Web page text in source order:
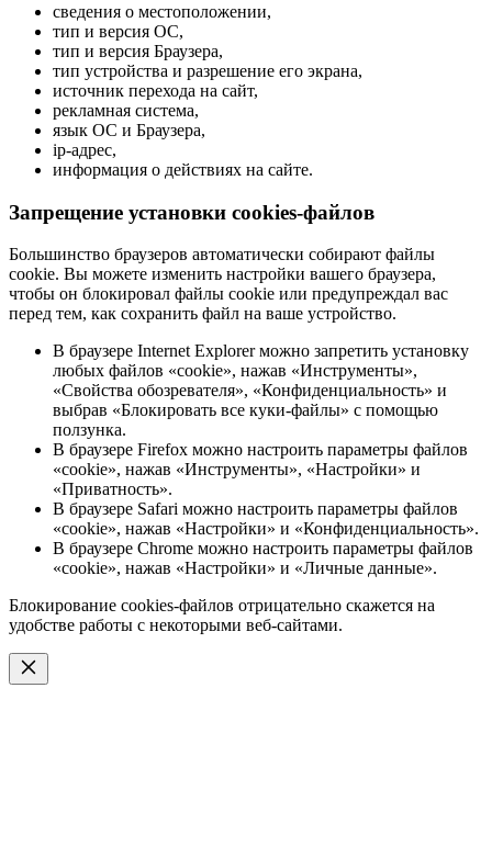
сведения о местоположении,
тип и версия ОС,
тип и версия Браузера,
тип устройства и разрешение его экрана,
источник перехода на сайт,
рекламная система,
язык ОС и Браузера,
ip-адрес,
информация о действиях на сайте.
Запрещение установки cookies-файлов
Большинство браузеров автоматически собирают файлы
cookie. Вы можете изменить настройки вашего браузера,
чтобы он блокировал файлы cookie или предупреждал вас
перед тем, как сохранить файл на ваше устройство.
В браузере Internet Explorer можно запретить установку
любых файлов «cookie», нажав «Инструменты»,
«Свойства обозревателя», «Конфиденциальность» и
выбрав «Блокировать все куки-файлы» с помощью
ползунка.
В браузере Firefox можно настроить параметры файлов
«cookie», нажав «Инструменты», «Настройки» и
«Приватность».
В браузере Safari можно настроить параметры файлов
«cookie», нажав «Настройки» и «Конфиденциальность».
В браузере Chrome можно настроить параметры файлов
«cookie», нажав «Настройки» и «Личные данные».
Блокирование cookies-файлов отрицательно скажется на
удобстве работы с некоторыми веб-сайтами.